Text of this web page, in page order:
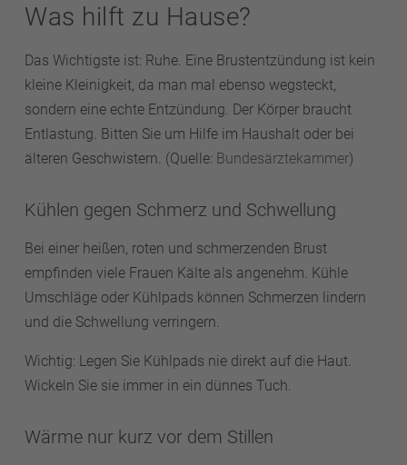
Was hilft zu Hause?
Das Wichtigste ist: Ruhe. Eine Brustentzündung ist kein
kleine Kleinigkeit, da man mal ebenso wegsteckt,
sondern eine echte Entzündung. Der Körper braucht
Entlastung. Bitten Sie um Hilfe im Haushalt oder bei
älteren Geschwistern. (Quelle: Bundesärztekammer)
Kühlen gegen Schmerz und Schwellung
Bei einer heißen, roten und schmerzenden Brust
empfinden viele Frauen Kälte als angenehm. Kühle
Umschläge oder Kühlpads können Schmerzen lindern
und die Schwellung verringern.
Wichtig: Legen Sie Kühlpads nie direkt auf die Haut.
Wickeln Sie sie immer in ein dünnes Tuch.
Wärme nur kurz vor dem Stillen